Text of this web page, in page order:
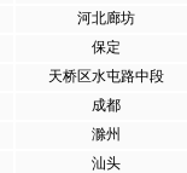
河北廊坊
保定
天桥区水屯路中段
成都
滁州
汕头